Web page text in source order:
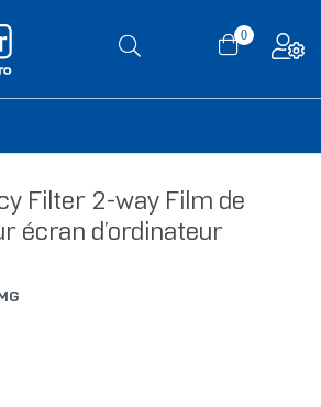
0
Filter 2-way Film de
écran d’ordinateur